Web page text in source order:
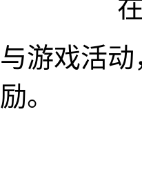
游戏活
。